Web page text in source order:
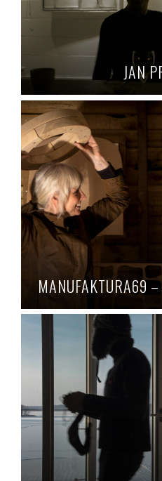
JAN
MANUFAKTURA69